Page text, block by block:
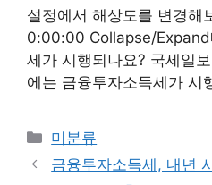
설정에서 해상도를 변경해
0:00:00 Collapse/Expand
세가 시행되나요? 국세일
에는 금융투자소득세가 시
Categories
미분류
금융투자소득세, 내년